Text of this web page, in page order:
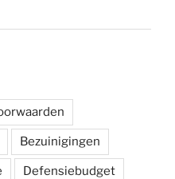
Bezuinigingen
Defensiebudget